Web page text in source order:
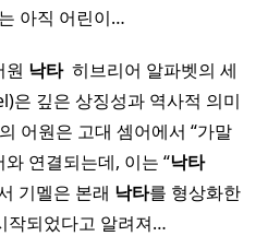
아직 어린이…
원 낙타​ 히브리어 알파벳의 세
어원은 고대 셈어에서 “가말
연결되는데, 이는 “낙타
기멜은 본래 낙타를 형상화한
작되었다고 알려져…